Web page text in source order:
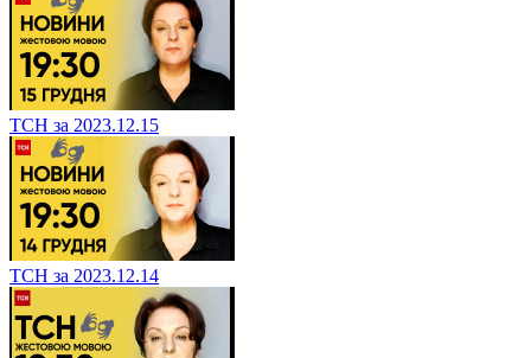
ТСН за 2023.12.15
ТСН за 2023.12.14